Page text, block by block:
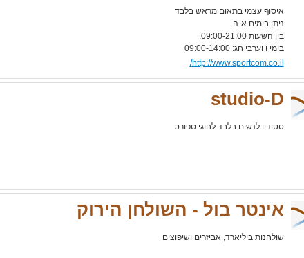
איסוף עצמי בתאום מראש בלבד
ניתן בימים א-ה
בין השעות 09:00-21:00.
בימי ו וערבי חג: 09:00-14:00
http://www.sportcom.co.il/
studio-D
סטודיו לנשים בלבד לחוגי ספורט
אינטר בול - השולחן הירוק
שולחנות ביליארד, אביזרים ושיפוצים